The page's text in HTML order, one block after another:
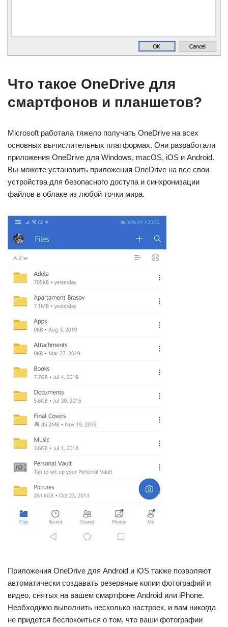
Что такое OneDrive для
смартфонов и планшетов?
Microsoft работала тяжело получать OneDrive на всех
основных вычислительных платформах. Они разработали
приложения OneDrive для Windows, macOS, iOS и Android.
Вы можете установить приложения OneDrive на все свои
устройства для безопасного доступа и синхронизации
файлов в облаке из любой точки мира.
Приложения OneDrive для Android и iOS также позволяют
автоматически создавать резервные копии фотографий и
видео, снятых на вашем смартфоне Android или iPhone.
Необходимо выполнить несколько настроек, и вам никогда
не придется беспокоиться о том, что ваши фотографии